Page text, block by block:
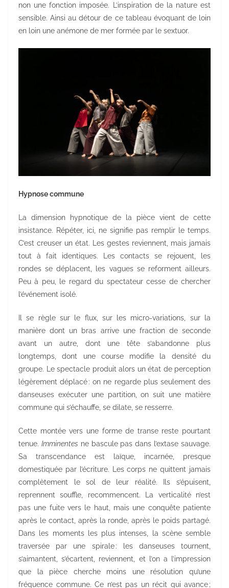
non une fonction imposée. L’inspiration de la nature est
sensible. Ainsi au détour de ce tableau évoquant de loin
en loin une anémone de mer formée par le sextuor.
Hypnose commune
La dimension hypnotique de la pièce vient de cette
insistance. Répéter, ici, ne signifie pas remplir le temps.
C’est creuser un état. Les gestes reviennent, mais jamais
tout à fait identiques. Les contacts se rejouent, les
rondes se déplacent, les vagues se reforment ailleurs.
Peu à peu, le regard du spectateur cesse de chercher
l’événement isolé.
Il se règle sur le flux, sur les micro-variations, sur la
manière dont un bras arrive une fraction de seconde
avant un autre, dont une tête s’abandonne plus
longtemps, dont une course modifie la densité du
groupe. Le spectacle produit alors un état de perception
légèrement déplacé : on ne regarde plus seulement des
danseuses exécuter une partition, on suit une matière
commune qui s’échauffe, se dilate, se resserre.
Cette montée vers une forme de transe reste pourtant
tenue. Imminentes ne bascule pas dans l’extase sauvage.
Sa transcendance est laïque, incarnée, presque
domestiquée par l’écriture. Les corps ne quittent jamais
complètement le sol de leur réalité. Ils s’épuisent,
reprennent souffle, recommencent. La verticalité n’est
pas une fuite vers le haut, mais une conquête patiente
après le contact, après la ronde, après le poids partagé.
Dans les moments les plus intenses, la scène semble
traversée par une spirale : les danseuses tournent,
s’aimantent, s’écartent, reviennent, et l’on a l’impression
que la pièce cherche moins une résolution qu’une
fréquence commune. Ce n’est pas un récit qui avance ;